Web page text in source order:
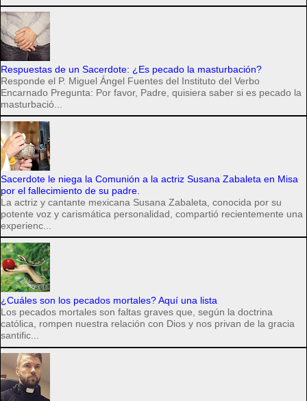
Respuestas de un Sacerdote: ¿Es pecado la masturbación?
Responde el P. Miguel Ángel Fuentes del Instituto del Verbo
Encarnado Pregunta: Por favor, Padre, quisiera saber si es pecado la
masturbació...
Sacerdote le niega la Comunión a la actriz Susana Zabaleta en Misa
por el fallecimiento de su padre.
La actriz y cantante mexicana Susana Zabaleta, conocida por su
potente voz y carismática personalidad, compartió recientemente una
experienc...
¿Cuáles son los pecados mortales? Aquí una lista
Los pecados mortales son faltas graves que, según la doctrina
católica, rompen nuestra relación con Dios y nos privan de la gracia
santific...